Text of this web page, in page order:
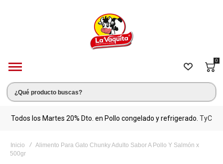
0
Todos los Martes 20% Dto. en Pollo congelado y refrigerado. TyC
Inicio
Alimento Para Gato Chunky Adulto Sabor A Pollo Y Salmón x
500gr